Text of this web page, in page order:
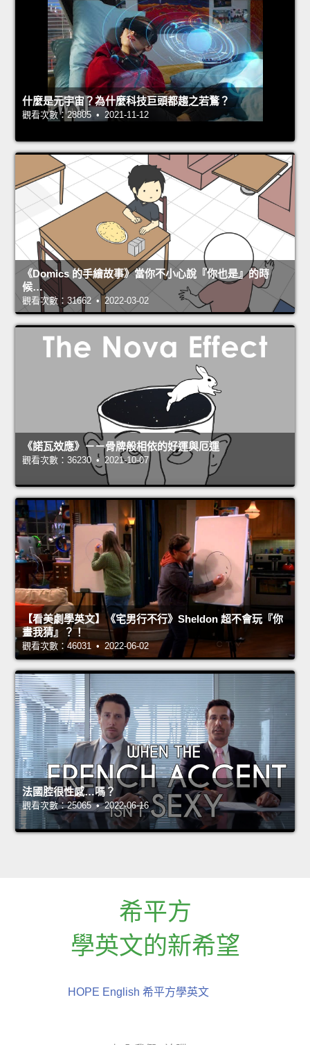
什麼是元宇宙？為什麼科技巨頭都趨之若鶩？
觀看次數：28805 • 2021-11-12
《Domics 的手繪故事》當你不小心說『你也是』的時
候…
觀看次數：31662 • 2022-03-02
《諾瓦效應》－－骨牌般相依的好運與厄運
觀看次數：36230 • 2021-10-07
【看美劇學英文】《宅男行不行》Sheldon 超不會玩『你
畫我猜』？！
觀看次數：46031 • 2022-06-02
法國腔很性感…嗎？
觀看次數：25065 • 2022-06-16
希平方
學英文的新希望
HOPE English 希平方學英文